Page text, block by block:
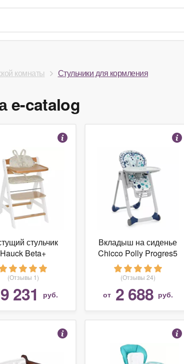
комнаты Стульчики для кормления
e-catalog
стульчик
Hauck Beta+
(Отзывы 1)
9 231 руб.
Вкладыш на сиденье
Chicco Polly Progres5
(Отзывы 24)
от 2 688 руб.